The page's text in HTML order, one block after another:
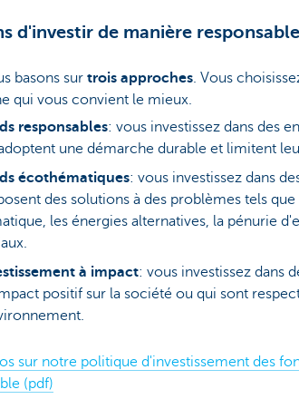
d'investir de manière
basons sur trois approches. Vous
qui vous convient le mieux.
responsables: vous investissez dans des
une démarche durable et limitent
écothématiques: vous investissez dans
des solutions à des problèmes tels
les énergies alternatives, la pénurie
à impact: vous investissez dans
positif sur la société ou qui sont
sur notre politique d'investissement des
(pdf)